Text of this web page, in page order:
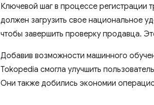
Ключевой шаг в процессе регистрации
должен загрузить свое национальное
чтобы завершить проверку продавца.
Добавив возможности машинного
Tokopedia смогла улучшить
Они также добились экономии